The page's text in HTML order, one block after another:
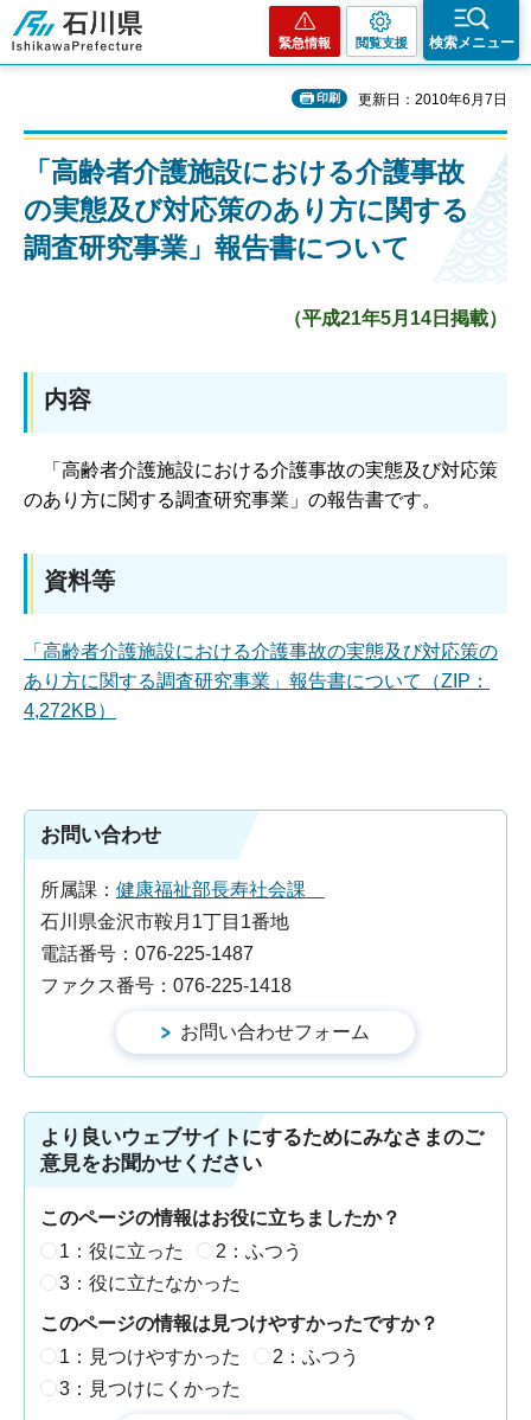
石川県
緊急情報 閲覧支援 検索メニュー
印刷 更新日：2010年6月7日
「高齢者介護施設における介護事故
の実態及び対応策のあり方に関する
調査研究事業」報告書について
（平成21年5月14日掲載）
内容
「 高齢者介護施設における介護事故の実態及び対応策
のあり方に関する調査研究事業」の報告書です。
資料等
「高齢者介護施設における介護事故の実態及び対応策の
あり方に関する調査研究事業」報告書について（ZIP：
4,272KB）
お問い合わせ
所属課： 健康福祉部長寿社会課
石川県金沢市鞍月1丁目1番地
電話番号：076-225-1487
ファクス番号：076-225-1418
より良いウェブサイトにするためにみなさまのご
意見をお聞かせください
このページの情報はお役に立ちましたか？
1：役に立った
2：ふつう
3：役に立たなかった
このページの情報は見つけやすかったですか？
1：見つけやすかった
2：ふつう
3：見つけにくかった